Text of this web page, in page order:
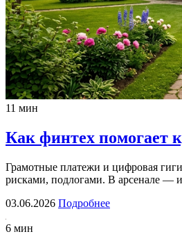
11 мин
Как финтех помогает
Грамотные платежи и цифровая
рисками, подлогами. В арсенале
03.06.2026 Подробнее
6 мин